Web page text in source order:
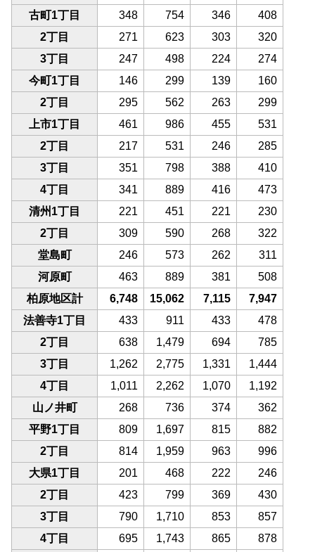
古町1丁目
348 754 346
408
2丁目
271 623 303
320
3丁目
247 498 224
274
今町1丁目
146 299 139
160
2丁目
295 562 263
299
上市1丁目
461 986 455
531
2丁目
217 531 246
285
3丁目
351 798 388
410
4丁目
341 889 416
473
清州1丁目
221 451 221
230
2丁目
309 590 268
322
堂島町
246 573 262
311
河原町
463 889 381
508
柏原地区計
6,748 15,062 7,115
7,947
法善寺1丁目
433 911 433
478
2丁目
638 1,479 694
785
3丁目
1,262 2,775 1,331
1,444
4丁目
1,011 2,262 1,070
1,192
山ノ井町
268 736 374
362
平野1丁目
809 1,697 815
882
2丁目
814 1,959 963
996
大県1丁目
201 468 222
246
2丁目
423 799 369
430
3丁目
790 1,710 853
857
4丁目
695 1,743 865
878